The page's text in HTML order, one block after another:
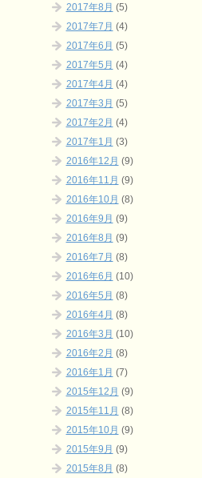
2017年8月 (5)
2017年7月 (4)
2017年6月 (5)
2017年5月 (4)
2017年4月 (4)
2017年3月 (5)
2017年2月 (4)
2017年1月 (3)
2016年12月 (9)
2016年11月 (9)
2016年10月 (8)
2016年9月 (9)
2016年8月 (9)
2016年7月 (8)
2016年6月 (10)
2016年5月 (8)
2016年4月 (8)
2016年3月 (10)
2016年2月 (8)
2016年1月 (7)
2015年12月 (9)
2015年11月 (8)
2015年10月 (9)
2015年9月 (9)
2015年8月 (8)